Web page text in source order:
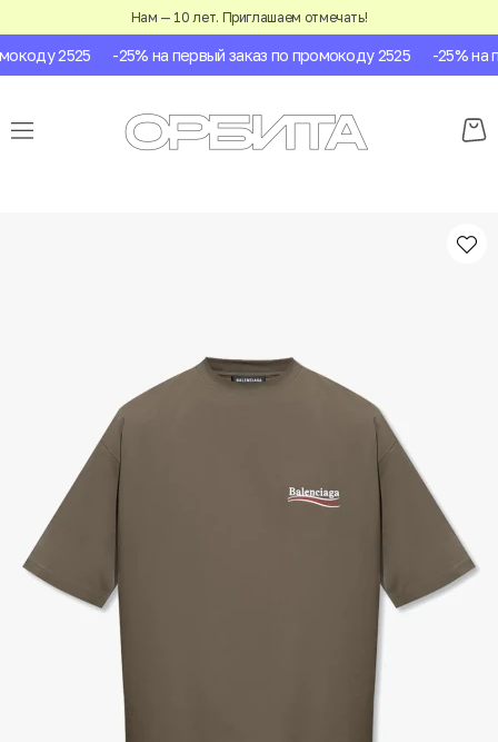
Нам — 10 лет. Приглашаем отмечать!
2525 -25% на первый заказ по промокоду 2525 -25% на